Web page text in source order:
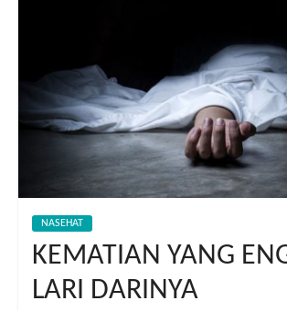
NASEHAT
KEMATIAN YANG
LARI DARINYA